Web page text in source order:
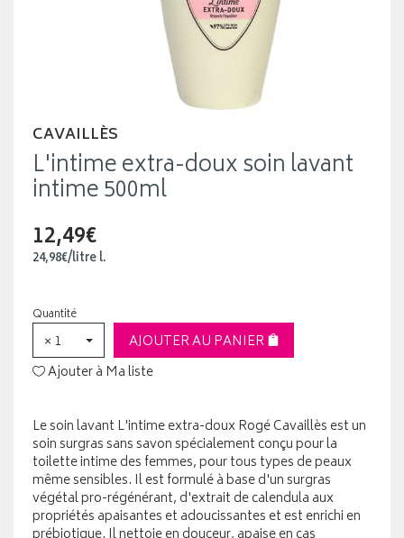
CAVAILLÈS
L'intime extra-doux soin lavant
intime 500ml
12,49€
24,98€/litrel.
Quantité
× 1
AJOUTER AU PANIER
Ajouter à Ma liste
Le soin lavant L'intime extra-doux Rogé Cavaillès est un
soin surgras sans savon spécialement conçu pour la
toilette intime des femmes, pour tous types de peaux
même sensibles. Il est formulé à base d'un surgras
végétal pro-régénérant, d'extrait de calendula aux
propriétés apaisantes et adoucissantes et est enrichi en